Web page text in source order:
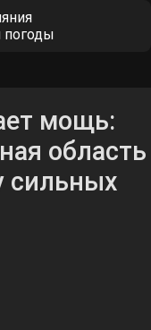
погоды
мощь:
область
сильных